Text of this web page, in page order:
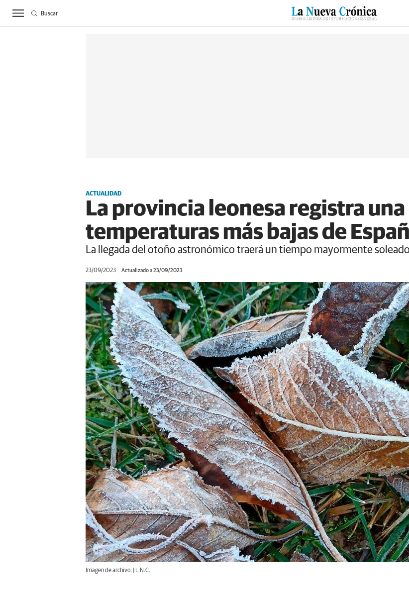
ACTUALIDAD BIERZO SUCESOS CULTURAS ESPECIALES
Buscar
ACTUALIDAD
La provincia leonesa registra una
temperaturas más bajas de
La llegada del otoño astronómico traerá un tiempo mayormente
23/09/2023 Actualizado a 23/09/2023
Imagen de archivo. | L.N.C.